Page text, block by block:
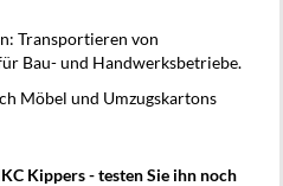
Transportieren von
Bau- und Handwerksbetriebe.
Möbel und Umzugskartons
Kippers - testen Sie ihn noch